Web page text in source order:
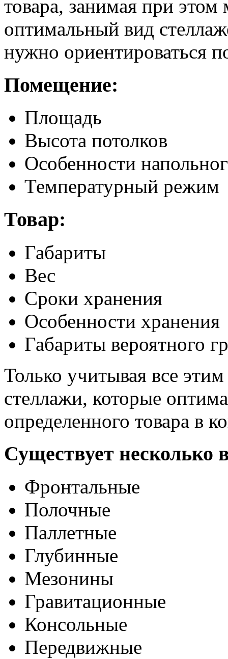
товара, занимая при
оптимальный вид
нужно ориентироваться
Помещение:
Площадь
Высота потолков
Особенности
Температурный режим
Товар:
Габариты
Вес
Сроки хранения
Особенности хранения
Габариты вероятного
Только учитывая все
стеллажи, которые
определенного товара в
Существует несколько
Фронтальные
Полочные
Паллетные
Глубинные
Мезонины
Гравитационные
Консольные
Передвижные